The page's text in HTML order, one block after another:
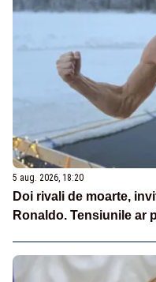
5 aug. 2026, 18:20
Doi rivali de moarte,
Ronaldo. Tensiunile ar